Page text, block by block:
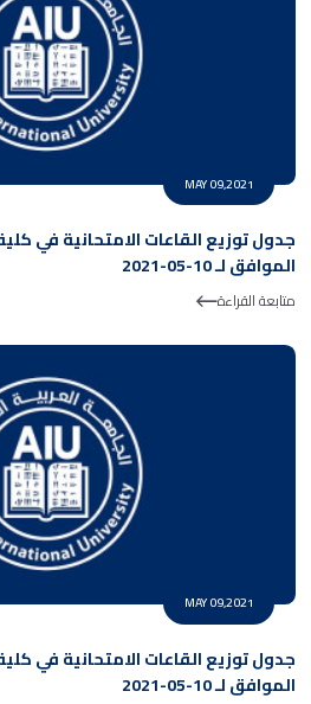
MAY 09,2021
جدول توزيع القاعات الامتحانية في
الموافق لـ 10-05-2021
متابعة القراءة
MAY 09,2021
جدول توزيع القاعات الامتحانية في
الموافق لـ 10-05-2021